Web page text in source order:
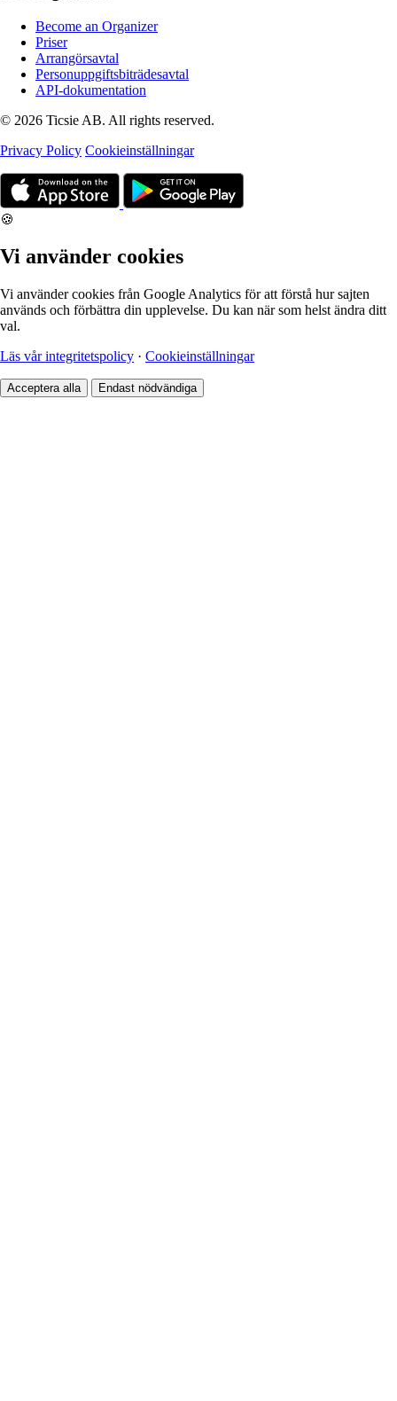
Become an Organizer
Priser
Arrangörsavtal
Personuppgiftsbiträdesavtal
API-dokumentation
© 2026 Ticsie AB. All rights reserved.
Privacy Policy Cookieinställningar
🍪
Vi använder cookies
Vi använder cookies från Google Analytics för att förstå hur sajten
används och förbättra din upplevelse. Du kan när som helst ändra ditt
val.
Läs vår integritetspolicy · Cookieinställningar
Acceptera alla Endast nödvändiga